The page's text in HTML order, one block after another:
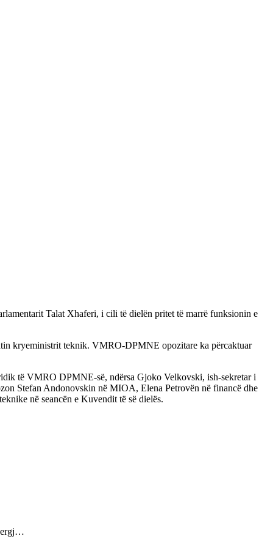
Talat Xhaferi, i cili të dielën pritet të marrë funksionin e
kryeministrit teknik. VMRO-DPMNE opozitare ka përcaktuar
të VMRO DPMNE-së, ndërsa Gjoko Velkovski, ish-sekretar i
Stefan Andonovskin në MIOA, Elena Petrovën në financë dhe
në seancën e Kuvendit të së dielës.